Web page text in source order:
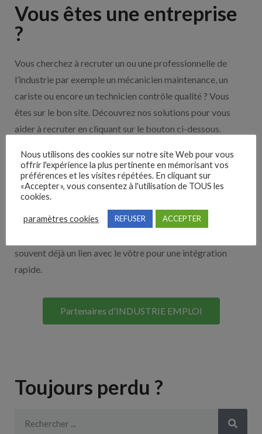
Vous êtes une entreprise
?
Vous cherchez à recruter un ou une professionnelle de
l’industrie par exemple un mécanicien maintenance, un
cariste ou encore un technicien contrôle qualité ? Vous
êtes sur le bon site. Découvrez nos solutions pour vous
aider à recruter en cliquant sur le bouton ci-dessous.
Nos solutions entreprises
Découvrez nos partenaires ! Moteurs de recherches,
multidiffuseurs, sites payant… nombreux sont nos
souvent déjà un lien avec le vôtre pour une intégration
rapide.
Partenaires d'INDUSTRIE EMPLOI
Toujours perdu ?
Nous utilisons des cookies sur notre site Web pour vous
offrir l'expérience la plus pertinente en mémorisant vos
préférences et les visites répétées. En cliquant sur
«Accepter», vous consentez à l'utilisation de TOUS les
cookies.
paramètres cookies REFUSER ACCEPTER